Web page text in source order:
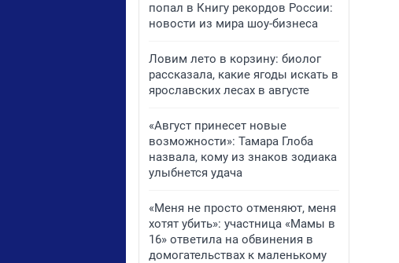
попал в Книгу рекордов России:
новости из мира шоу-бизнеса
Ловим лето в корзину: биолог
рассказала, какие ягоды искать в
ярославских лесах в августе
«Август принесет новые
возможности»: Тамара Глоба
назвала, кому из знаков зодиака
улыбнется удача
«Меня не просто отменяют, меня
хотят убить»: участница «Мамы в
16» ответила на обвинения в
домогательствах к маленькому